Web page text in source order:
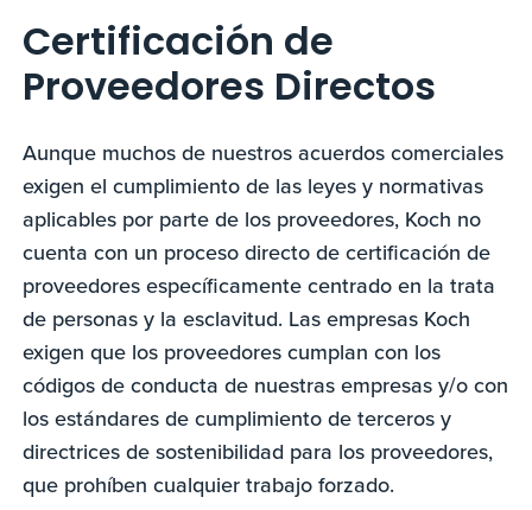
Certificación de
Proveedores Directos
Aunque muchos de nuestros acuerdos comerciales
exigen el cumplimiento de las leyes y normativas
aplicables por parte de los proveedores, Koch no
cuenta con un proceso directo de certificación de
proveedores específicamente centrado en la trata
de personas y la esclavitud. Las empresas Koch
exigen que los proveedores cumplan con los
códigos de conducta de nuestras empresas y/o con
los estándares de cumplimiento de terceros y
directrices de sostenibilidad para los proveedores,
que prohíben cualquier trabajo forzado.